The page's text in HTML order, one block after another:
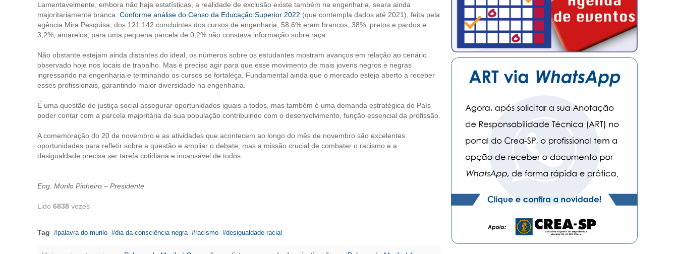
Lamentavelmente, embora não haja estatísticas, a realidade de exclusão existe também na engenharia, seara ainda
majoritariamente branca. Conforme análise do Censo da Educação Superior 2022 (que contempla dados até 2021), feita pela
agência Mira Pesquisa, dos 121.142 concluintes dos cursos de engenharia, 58,6% eram brancos, 38%, pretos e pardos e
3,2%, amarelos; para uma pequena parcela de 0,2% não constava informação sobre raça.
Não obstante estejam ainda distantes do ideal, os números sobre os estudantes mostram avanços em relação ao cenário
observado hoje nos locais de trabalho. Mas é preciso agir para que esse movimento de mais jovens negros e negras
ingressando na engenharia e terminando os cursos se fortaleça. Fundamental ainda que o mercado esteja aberto a receber
esses profissionais, garantindo maior diversidade na engenharia.
É uma questão de justiça social assegurar oportunidades iguais a todos, mas também é uma demanda estratégica do País
poder contar com a parcela majoritária da sua população contribuindo com o desenvolvimento, função essencial da profissão.
A comemoração do 20 de novembro e as atividades que acontecem ao longo do mês de novembro são excelentes
oportunidades para refletir sobre a questão e ampliar o debate, mas a missão crucial de combater o racismo e a
desigualdade precisa ser tarefa cotidiana e incansável de todos.
Eng. Murilo Pinheiro – Presidente
Lido 6838 vezes
Tag palavra do murilo dia da consciência negra racismo desigualdade racial